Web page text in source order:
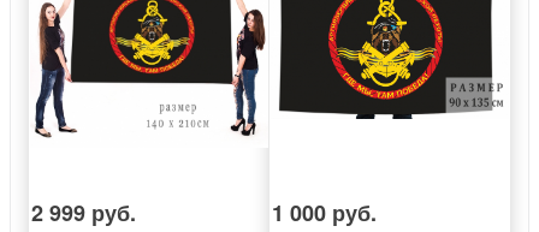
2 999 руб. 1 000 руб.